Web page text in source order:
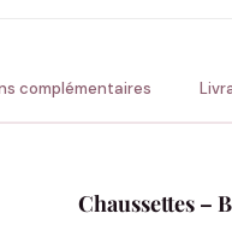
complémentaires
Chaussettes –